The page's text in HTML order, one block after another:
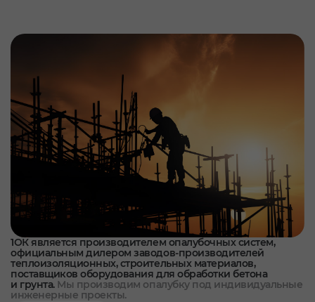
1ОК является производителем опалубочных систем,
официальным дилером заводов-производителей
теплоизоляционных, строительных материалов,
поставщиков оборудования для обработки бетона
и грунта. Мы производим опалубку под индивидуальные
инженерные проекты.